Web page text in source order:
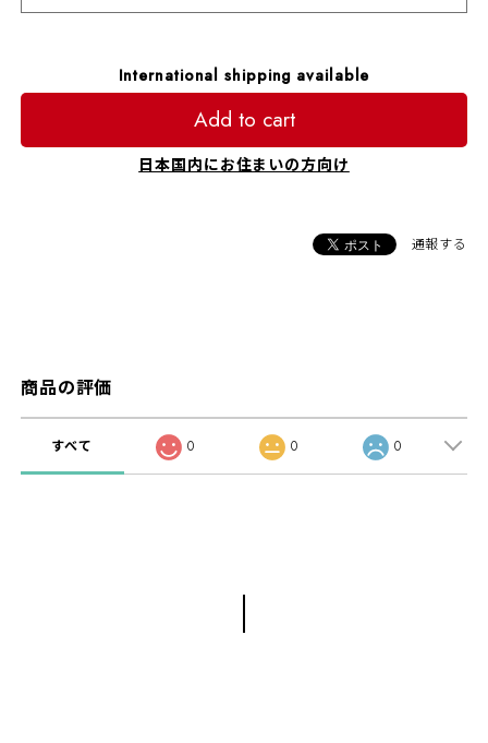
International shipping available
Add to cart
日本国内にお住まいの方向け
通報する
商品の評価
すべて 0 0 0